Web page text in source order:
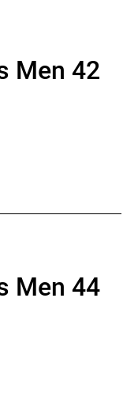
Men 42
Men 44